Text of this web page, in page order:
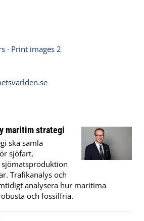
maritim strategi
ska samla
sjöfart,
sjömatsproduktion
Trafikanalys och
analysera hur maritima
och fossilfria.